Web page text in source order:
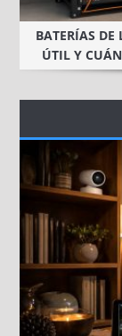
BATERÍAS DE
ÚTIL Y